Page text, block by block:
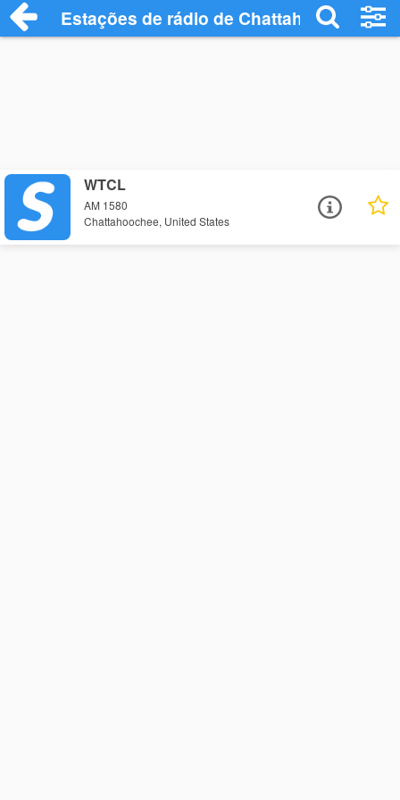
Estações de rádio de Chattahoochee -
WTCL
AM 1580
Chattahoochee, United States